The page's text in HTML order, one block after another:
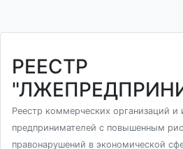
РЕЕСТР
Реестр коммерческих организаций и
предпринимателей с повышенным
правонарушений в экономической